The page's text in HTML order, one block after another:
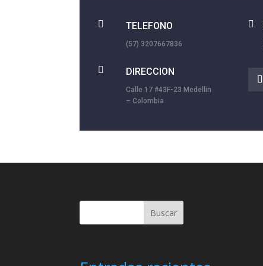
 TELEFONO
(57) 3207667836
 DIRECCION
Calle 17 #43F-23 Medellin
– Colombia

Buscar